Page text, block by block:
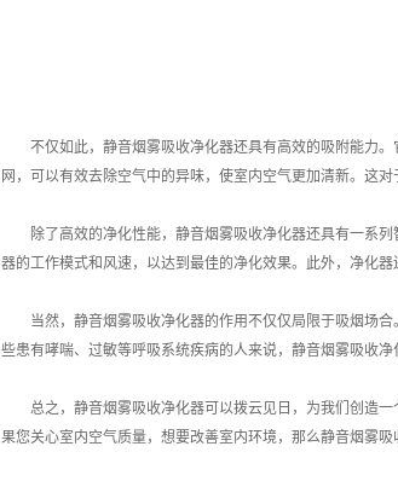
不仅如此，静音烟雾吸收净化器还具有高效的吸附能力
网，可以有效去除空气中的异味，使室内空气更加清新。这
除了高效的净化性能，静音烟雾吸收净化器还具有一系
器的工作模式和风速，以达到最佳的净化效果。此外，净化
当然，静音烟雾吸收净化器的作用不仅仅局限于吸烟场
些患有哮喘、过敏等呼吸系统疾病的人来说，静音烟雾吸收净
总之，静音烟雾吸收净化器可以拨云见日，为我们创造
果您关心室内空气质量，想要改善室内环境，那么静音烟雾